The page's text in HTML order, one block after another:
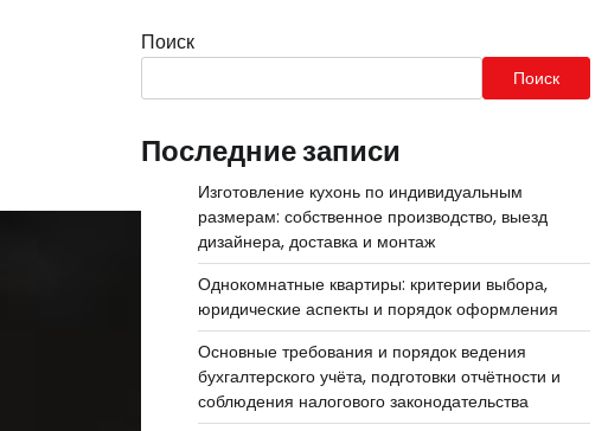
Поиск
Поиск
Последние записи
Изготовление кухонь по индивидуальным
размерам: собственное производство, выезд
дизайнера, доставка и монтаж
Однокомнатные квартиры: критерии выбора,
юридические аспекты и порядок оформления
Основные требования и порядок ведения
бухгалтерского учёта, подготовки отчётности и
соблюдения налогового законодательства